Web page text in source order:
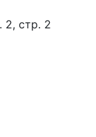
2, стр. 2